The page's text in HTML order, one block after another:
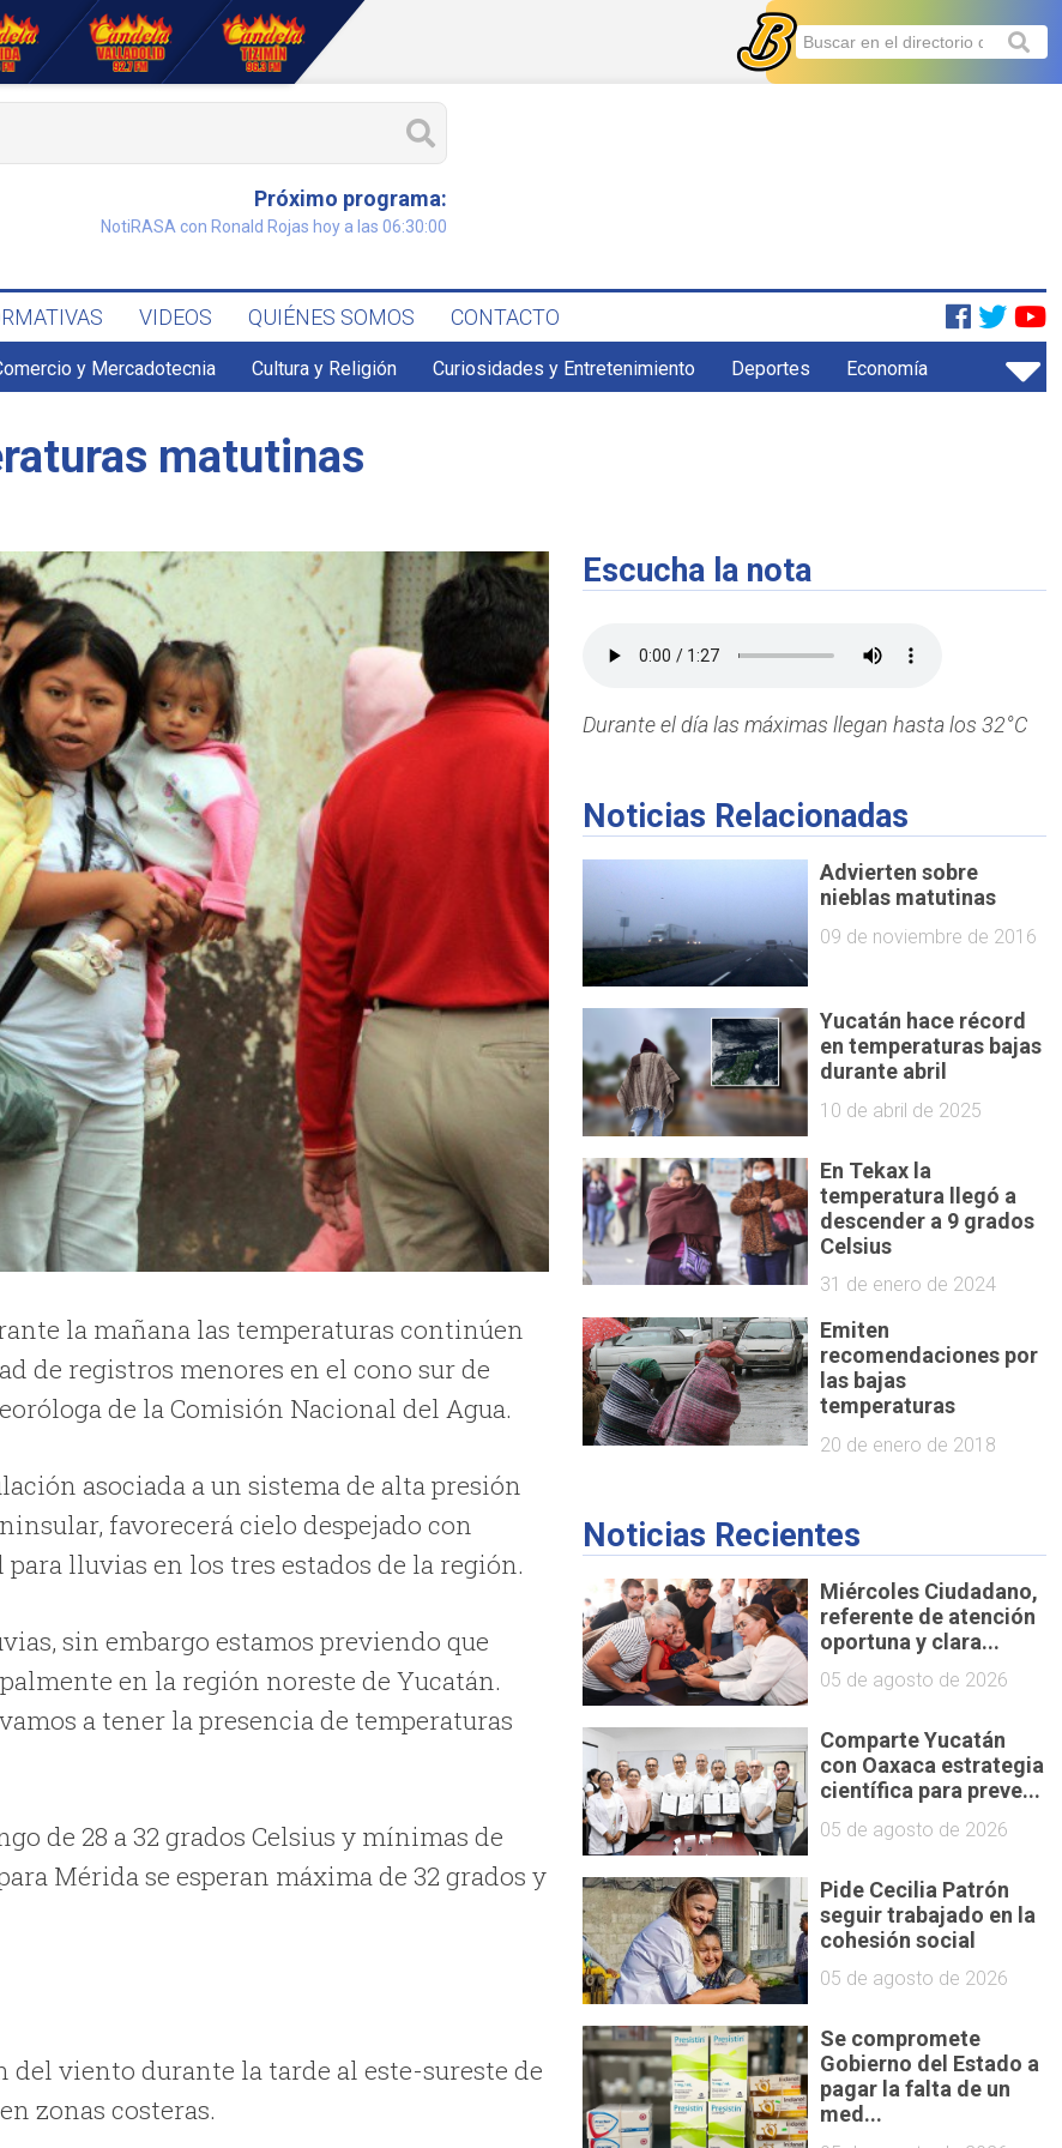
Próximo programa:
NotiRASA con Ronald Rojas hoy a las 06:30:00
VIDEOS QUIÉNES SOMOS CONTACTO
y Mercadotecnia Cultura y Religión Curiosidades y Entretenimiento Deportes Economía
matutinas
la mañana las temperaturas continúen
de registros menores en el cono sur de
de la Comisión Nacional del Agua.
asociada a un sistema de alta presión
favorecerá cielo despejado con
lluvias en los tres estados de la región.
sin embargo estamos previendo que
en la región noreste de Yucatán.
a tener la presencia de temperaturas
de 28 a 32 grados Celsius y mínimas de
Mérida se esperan máxima de 32 grados y
viento durante la tarde al este-sureste de
zonas costeras.
Escucha la nota
Durante el día las máximas llegan hasta los 32°C
Noticias Relacionadas
Advierten sobre
nieblas matutinas
09 de noviembre de 2016
Yucatán hace récord
en temperaturas bajas
durante abril
10 de abril de 2025
En Tekax la
temperatura llegó a
descender a 9 grados
Celsius
31 de enero de 2024
Emiten
recomendaciones por
las bajas
temperaturas
20 de enero de 2018
Noticias Recientes
Miércoles Ciudadano,
referente de atención
oportuna y clara...
05 de agosto de 2026
Comparte Yucatán
con Oaxaca estrategia
científica para preve...
05 de agosto de 2026
Pide Cecilia Patrón
seguir trabajado en la
cohesión social
05 de agosto de 2026
Se compromete
Gobierno del Estado a
pagar la falta de un
med...